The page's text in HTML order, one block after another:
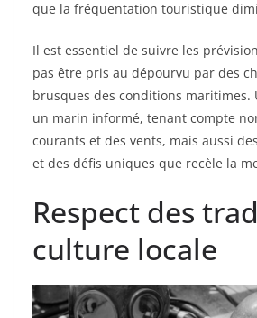
que la fréquentation touristique
Il est essentiel de suivre les
pas être pris au dépourvu par des
brusques des conditions maritimes.
un marin informé, tenant compte
courants et des vents, mais aussi
et des défis uniques que recèle la
Respect des
culture locale